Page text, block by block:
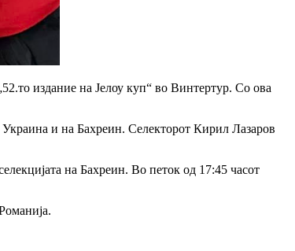
издание на Јелоу куп“ во Винтертур. Со ова
и на Бахреин. Селекторот Кирил Лазаров
на Бахреин. Во петок од 17:45 часот